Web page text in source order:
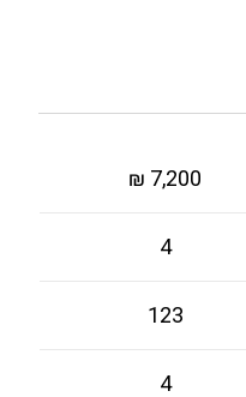
7,200 ₪
4
123
4